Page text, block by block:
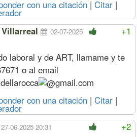
Mes 661260 75413 444223
Hora 4948 544 2648
3600 414 3073
Mes 654065
Hora 4894 538 2619
con una citación | Citar |
+1
02-07-2025
laboral y de ART, llamame y te
o al email
gmail.com
con una citación | Citar |
+2
27-06-2025 20:31